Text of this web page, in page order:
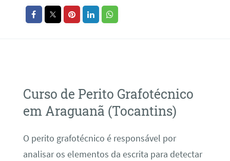
Curso de Perito Grafotécnico
em Araguanã (Tocantins)
O perito grafotécnico é responsável por
analisar os elementos da escrita para detectar